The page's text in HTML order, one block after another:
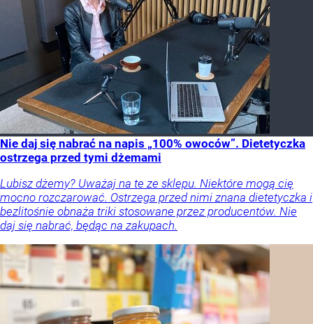
Nie daj się nabrać na napis „100% owoców”. Dietetyczka
ostrzega przed tymi dżemami
Lubisz dżemy? Uważaj na te ze sklepu. Niektóre mogą cię
mocno rozczarować. Ostrzega przed nimi znana dietetyczka i
bezlitośnie obnaża triki stosowane przez producentów. Nie
daj się nabrać, będąc na zakupach.